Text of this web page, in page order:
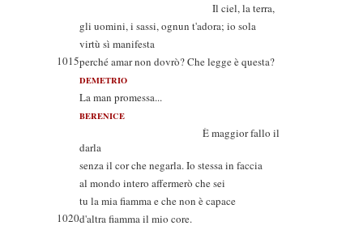
Il ciel, la terra,
gli uomini, i sassi, ognun t'adora; io sola
virtù sì manifesta
1015perché amar non dovrò? Che legge è questa?
DEMETRIO
La man promessa...
BERENICE
È maggior fallo il
darla
senza il cor che negarla. Io stessa in faccia
al mondo intero affermerò che sei
tu la mia fiamma e che non è capace
1020d'altra fiamma il mio core.